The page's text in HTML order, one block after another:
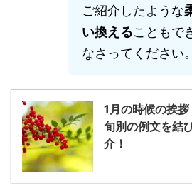
ご紹介したような
い換えることもで
なさってください。
1月の時候の挨
旬別の例文を結
介！